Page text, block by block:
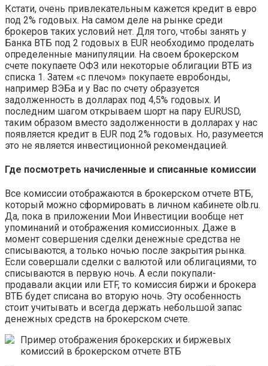
Кстати, очень привлекательным кажется кредит в евро
под 2% годовых. На самом деле на рынке среди
брокеров таких условий нет. Для того, чтобы занять у
Банка ВТБ под 2 годовых в EUR необходимо проделать
определенные манипуляции. На своем брокерском
счете покупаете ОФЗ или некоторые облигации ВТБ из
списка 1. Затем «с плечом» покупаете евробонды,
например ВЭБа и у Вас по счету образуется
задолженность в долларах под 4,5% годовых. И
последним шагом открываем шорт на пару EURUSD,
таким образом вместо задолженности в долларах у нас
появляется кредит в EUR под 2% годовых. Но, разумеется
это не является инвестиционной рекомендацией.
Где посмотреть начисленные и списанные комиссии
Все комиссии отображаются в брокерском отчете ВТБ,
который можно сформировать в личном кабинете olb.ru.
Да, пока в приложении Мои Инвестиции вообще нет
упоминаний и отображения комиссионных. Даже в
момент совершения сделки денежные средства не
списываются, а только ночью после закрытия рынка.
Если совершали сделки с валютой или облигациями, то
списываются в первую ночь. А если покупали-
продавали акции или ETF, то комиссия биржи и брокера
ВТБ будет списана во вторую ночь. Эту особенность
стоит учитывать и всегда держать небольшой запас
денежных средств на брокерском счете.
Пример отображения брокерских и биржевых
комиссий в брокерском отчете ВТБ